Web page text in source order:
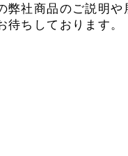
弊社商品のご説明
ちしております。